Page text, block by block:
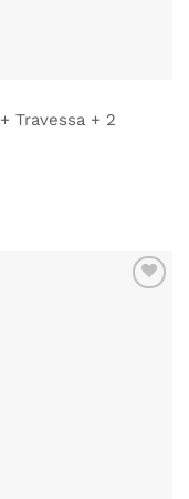
Travessa + 2